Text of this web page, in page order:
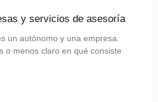
y servicios de asesoría
un autónomo y una empresa.
o menos claro en qué consiste